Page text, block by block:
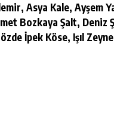
Asya Kale, Ayşem
Bozkaya Şalt, Deniz
İpek Köse, Işıl